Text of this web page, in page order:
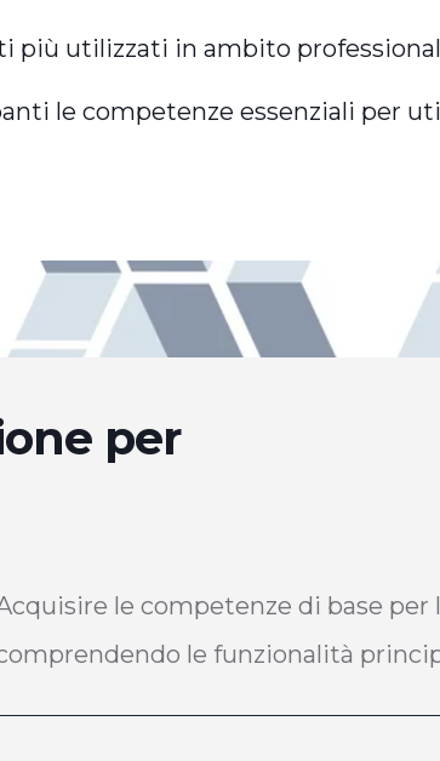
più utilizzati in ambito
le competenze essenziali per
per
le competenze di base
le funzionalità